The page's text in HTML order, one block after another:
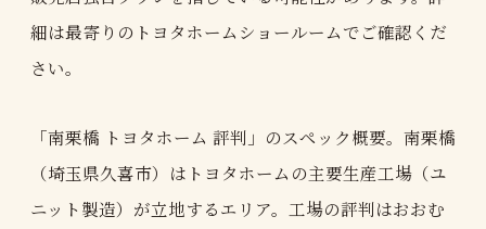
細は最寄りのトヨタホームショールームでご確認くだ
さい。
「南栗橋 トヨタホーム 評判」のスペック概要。南栗橋
（埼玉県久喜市）はトヨタホームの主要生産工場（ユ
ニット製造）が立地するエリア。工場の評判はおおむ